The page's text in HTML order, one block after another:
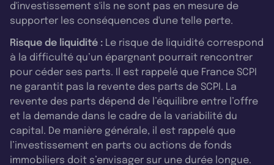
d'investissement s'ils ne sont pas en mesure de
supporter les conséquences d'une telle perte.
Risque de liquidité : Le risque de liquidité correspond
à la difficulté qu’un épargnant pourrait rencontrer
pour céder ses parts. Il est rappelé que France SCPI
ne garantit pas la revente des parts de SCPI. La
revente des parts dépend de l’équilibre entre l’offre
et la demande dans le cadre de la variabilité du
capital. De manière générale, il est rappelé que
l’investissement en parts ou actions de fonds
immobiliers doit s’envisager sur une durée longue.